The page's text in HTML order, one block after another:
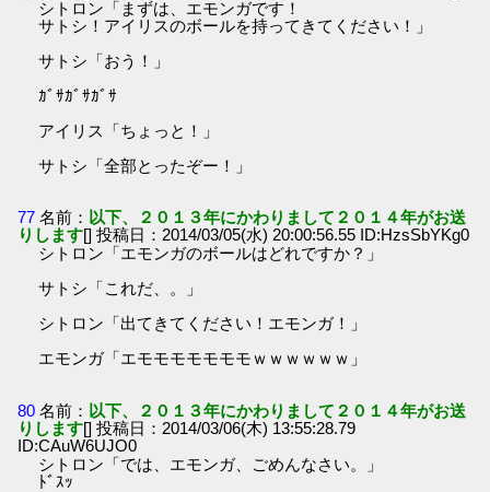
シトロン「まずは、エモンガです！
サトシ！アイリスのボールを持ってきてください！」
サトシ「おう！」
ｶﾞｻｶﾞｻｶﾞｻ
アイリス「ちょっと！」
サトシ「全部とったぞー！」
77 名前： 以下、２０１３年にかわりまして２０１４年がお送
りします[] 投稿日：2014/03/05(水) 20:00:56.55 ID:HzsSbYKg0
シトロン「エモンガのボールはどれですか？」
サトシ「これだ、。」
シトロン「出てきてください！エモンガ！」
エモンガ「エモモモモモモモｗｗｗｗｗｗ」
80 名前： 以下、２０１３年にかわりまして２０１４年がお送
りします[] 投稿日：2014/03/06(木) 13:55:28.79
ID:CAuW6UJO0
シトロン「では、エモンガ、ごめんなさい。」
ﾄﾞｽｯ